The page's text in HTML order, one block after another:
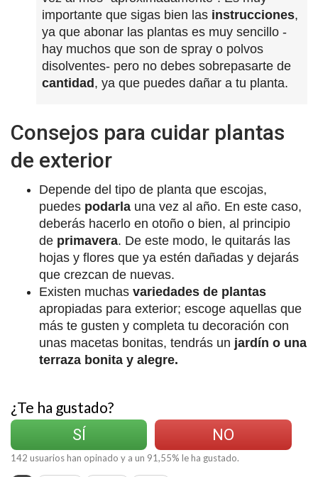
importante que sigas bien las instrucciones,
ya que abonar las plantas es muy sencillo -
hay muchos que son de spray o polvos
disolventes- pero no debes sobrepasarte de
cantidad, ya que puedes dañar a tu planta.
Consejos para cuidar plantas
de exterior
Depende del tipo de planta que escojas,
puedes podarla una vez al año. En este caso,
deberás hacerlo en otoño o bien, al principio
de primavera. De este modo, le quitarás las
hojas y flores que ya estén dañadas y dejarás
que crezcan de nuevas.
Existen muchas variedades de plantas
apropiadas para exterior; escoge aquellas que
más te gusten y completa tu decoración con
unas macetas bonitas, tendrás un jardín o una
terraza bonita y alegre.
¿Te ha gustado?
SÍ
NO
142 usuarios han opinado y a un 91,55% le ha gustado.